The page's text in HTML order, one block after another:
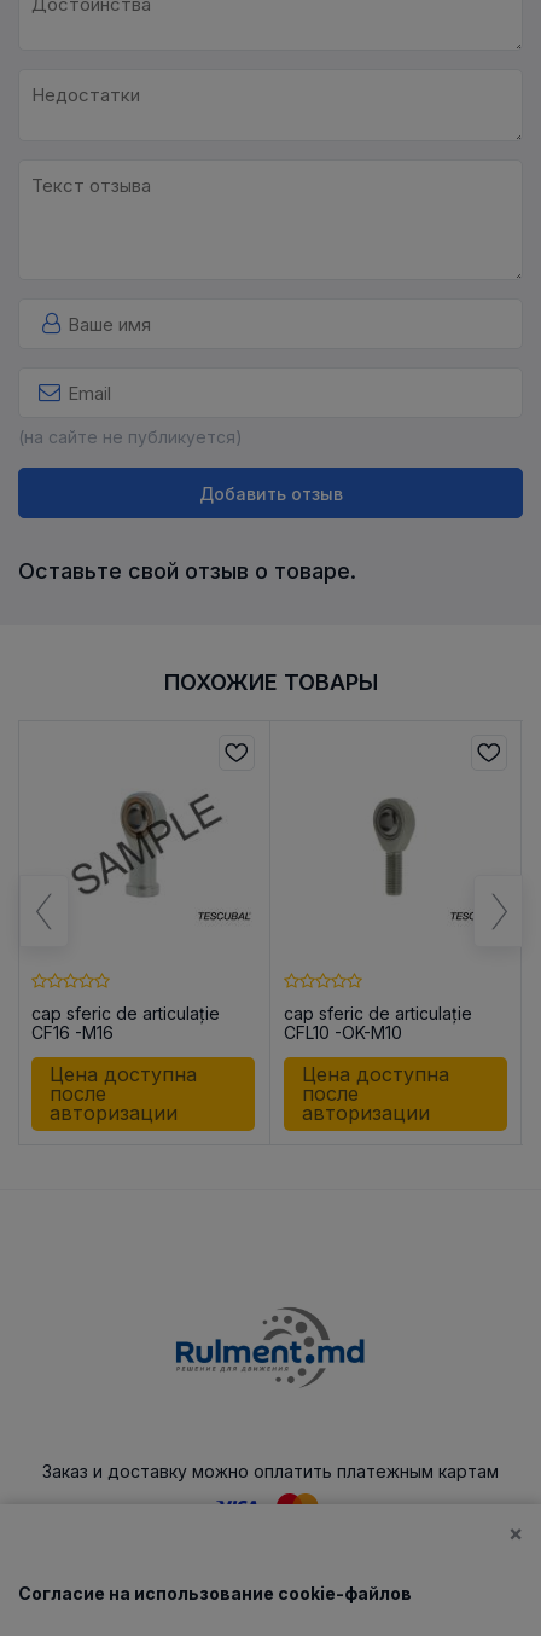
(на сайте не публикуется)
Добавить отзыв
Оставьте свой отзыв о товаре.
ПОХОЖИЕ ТОВАРЫ
cap sferic de articulație
CF16 -M16
Цена доступна
после
авторизации
cap sferic de articulație
CFL10 -OK-M10
Цена доступна
после
авторизации
Заказ и доставку можно оплатить платежным картам
Каталог
×
Согласие на использование cookie-файлов